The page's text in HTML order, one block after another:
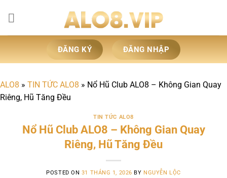
ĐĂNG KÝ ĐĂNG NHẬP
ALO8 » TIN TỨC ALO8 » Nổ Hũ Club ALO8 – Không Gian Quay
Riêng, Hũ Tăng Đều
TIN TỨC ALO8
Nổ Hũ Club ALO8 – Không Gian Quay
Riêng, Hũ Tăng Đều
POSTED ON 31 THÁNG 1, 2026 BY NGUYỄN LỘC